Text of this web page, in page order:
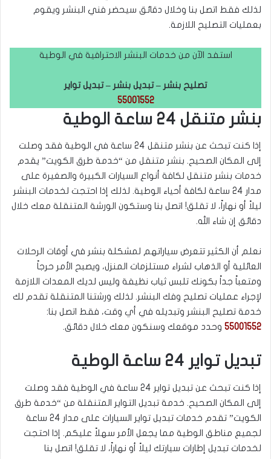
لذلك فقط اتصل بنا وخلال دقائق سيحضر فني البنشر ويقوم
بعمليات التصليح اللازمة.
استفد الآن من خدمات البنشر الاحترافية في الوطية
تصليح بنشر – تبديل بنشر – تبديل تواير
55001552
بنشر متنقل 24 ساعة الوطية
إذا كنت تبحث عن بنشر متنقل 24 ساعة في الوطية فقد وصلت
إلى المكان الصحيح. بنشر متنقل من “خدمة طرق الكويت” يقدم
خدمات بنشر متنقل لكافة أنواع السيارات الكبيرة والصغيرة على
مدار 24 ساعة لكافة أحياء الوطية. لذلك إذا احتجت لخدمات البنشر
ليلاً أو نهاراً، لا تقلق! اتصل بنا وستكون الورشة المتنقلة معك خلال
دقائق إن شاء الله.
نعلم أن الكثير تتعرض سياراتهم لمشكلة بنشر في أوقات الرحلات
العائلية أو الذهاب لشراء مستلزمات المنزل، ويصبح الأمر حرجاً
ومتعباً جداً بكونك تلبس ثياب نظيفة وليس لديك المعدات اللازمة
لإجراء عمليات تصليح وفك البنشر. لذلك ورشتنا المتنقلة تقدم لك
خدمة تصليح البنشر وتبديله في أي وقت، فقط اتصل بنا:
55001552 وحدد موقعك وسنكون معك خلال دقائق.
تبديل تواير 24 ساعة الوطية
إذا كنت تبحث عن تبديل تواير 24 ساعة في الوطية فقد وصلت
إلى المكان الصحيح. خدمة تبديل التواير المتنقلة من “خدمة طرق
الكويت” تقدم خدمات تبديل تواير السيارات على مدار 24 ساعة
لجميع مناطق الوطية مما يجعل الأمر سهلاً عليكم. إذا احتجت
لخدمات تبديل إطارات سيارتك ليلاً أو نهاراً، لا تقلق! اتصل بنا